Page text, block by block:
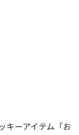
キーアイテム「お